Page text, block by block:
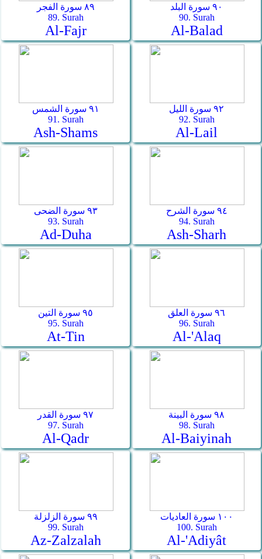
٨٩ سورة الفجر
89. Surah
Al-Fajr
٩٠ سورة البلد
90. Surah
Al-Balad
٩١ سورة الشمس
91. Surah
Ash-Shams
٩٢ سورة الليل
92. Surah
Al-Lail
٩٣ سورة الضحى
93. Surah
Ad-Duha
٩٤ سورة الشرح
94. Surah
Ash-Sharh
٩٥ سورة التين
95. Surah
At-Tin
٩٦ سورة العلق
96. Surah
Al-'Alaq
٩٧ سورة القدر
97. Surah
Al-Qadr
٩٨ سورة البينة
98. Surah
Al-Baiyinah
٩٩ سورة الزلزلة
99. Surah
Az-Zalzalah
١٠٠ سورة العاديات
100. Surah
Al-'Adiyât